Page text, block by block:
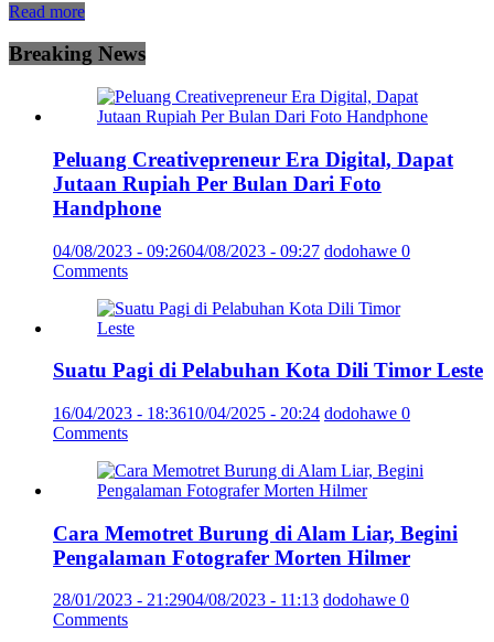
Read more
Breaking News
Peluang Creativepreneur Era Digital, Dapat
Jutaan Rupiah Per Bulan Dari Foto
Handphone
04/08/2023 - 09:2604/08/2023 - 09:27 dodohawe 0
Comments
Suatu Pagi di Pelabuhan Kota Dili Timor Leste
16/04/2023 - 18:3610/04/2025 - 20:24 dodohawe 0
Comments
Cara Memotret Burung di Alam Liar, Begini
Pengalaman Fotografer Morten Hilmer
28/01/2023 - 21:2904/08/2023 - 11:13 dodohawe 0
Comments